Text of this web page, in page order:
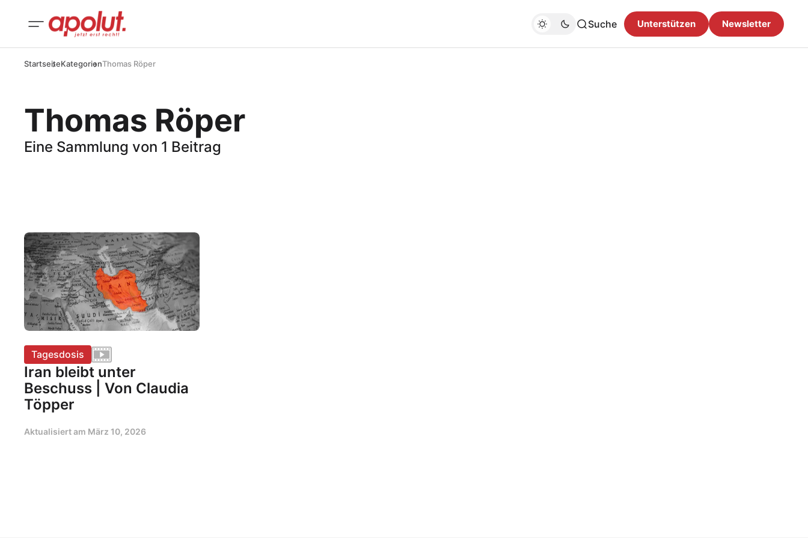
Suche Unterstützen Newsletter
StartseiteKategorienThomas Röper
Thomas Röper
Eine Sammlung von 1 Beitrag
Tagesdosis
Iran bleibt unter
Beschuss | Von Claudia
Töpper
Aktualisiert am März 10, 2026